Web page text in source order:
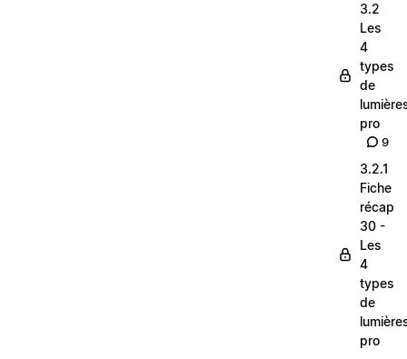
3.2
Les
4
types
de
pro
9
3.2.1
Fiche
récap
30 -
Les
4
types
de
pro